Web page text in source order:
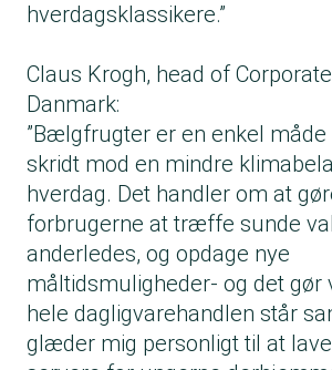
hverdagsklassikere.”
Claus Krogh, head of
Danmark:
”Bælgfrugter er en enkel
skridt mod en mindre
hverdag. Det handler om at
forbrugerne at træffe sunde
anderledes, og opdage nye
måltidsmuligheder- og det gør
hele dagligvarehandlen står
glæder mig personligt til at